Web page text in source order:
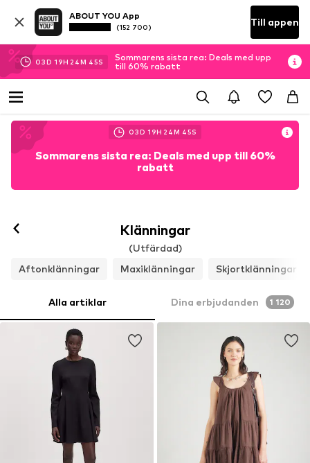
ABOUT YOU App
(152 700) Till appen
03D 19H 24M 43S
Sommarens sista rea: Deals med upp
till 60% rabatt
03D 19H 24M 43S
Sommarens sista rea: Deals med upp till 60%
rabatt
Klänningar
(Utfärdad)
Aftonklänningar
Maxiklänningar Skjortklänningar
Alla artiklar Dina erbjudanden 1 120